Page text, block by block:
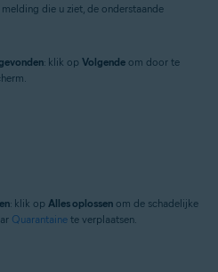
die u ziet, de onderstaande
: klik op Volgende om door te
: klik op Alles oplossen om de schadelijke
Quarantaine te verplaatsen.